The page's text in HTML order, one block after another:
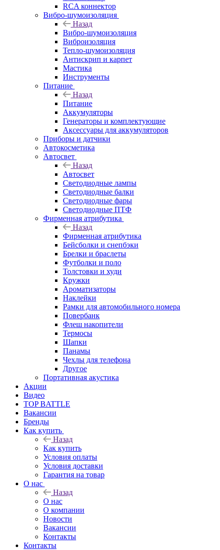
RCA коннектор
Вибро-шумоизоляция
Назад
Вибро-шумоизоляция
Виброизоляция
Тепло-шумоизоляция
Антискрип и карпет
Мастика
Инструменты
Питание
Назад
Питание
Аккумуляторы
Генераторы и комплектующие
Аксессуары для аккумуляторов
Приборы и датчики
Автокосметика
Автосвет
Назад
Автосвет
Светодиодные лампы
Светодиодные балки
Светодиодные фары
Светодиодные ПТФ
Фирменная атрибутика
Назад
Фирменная атрибутика
Бейсболки и снепбэки
Брелки и браслеты
Футболки и поло
Толстовки и худи
Кружки
Ароматизаторы
Наклейки
Рамки для автомобильного номера
Повербанк
Флеш накопители
Термосы
Шапки
Панамы
Чехлы для телефона
Другое
Портативная акустика
Акции
Видео
TOP BATTLE
Вакансии
Бренды
Как купить
Назад
Как купить
Условия оплаты
Условия доставки
Гарантия на товар
О нас
Назад
О нас
О компании
Новости
Вакансии
Контакты
Контакты